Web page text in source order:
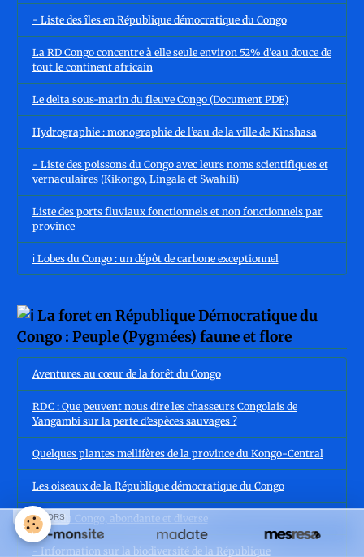
- Liste des îles en République démocratique du Congo
La RD Congo concentre à elle seule environ 52% d'eau douce de
tout le continent africain
Le delta sous-marin du fleuve Congo (Document PDF)
Hydrographie : monographie de l’eau de la ville de Kinshasa
- Liste des poissons du Congo avec leurs noms scientifiques et
vernaculaires (Kikongo, Lingala et Swahili)
Liste des ports fluviaux fonctionnels et non fonctionnels par
province
ℹ️ Lobes du Congo : un dépôt de carbone exceptionnel
Aventures au cœur de la forêt du Congo
RDC : Que peuvent nous dire les chasseurs Congolais de
Yangambi sur la perte d’espèces sauvages ?
Quelques plantes mellifères de la province du Kongo-Central
Les oiseaux de la République démocratique du Congo
Flore du Congo, abondante et diverse
- Information sur la biodiversité de la République
SPONSORS